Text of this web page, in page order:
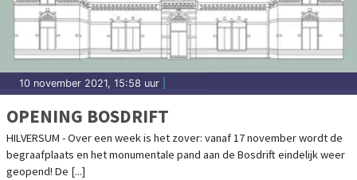
10 november 2021, 15:58 uur
OPENING BOSDRIFT
HILVERSUM - Over een week is het zover: vanaf 17 november wordt de
begraafplaats en het monumentale pand aan de Bosdrift eindelijk weer
geopend! De [...]